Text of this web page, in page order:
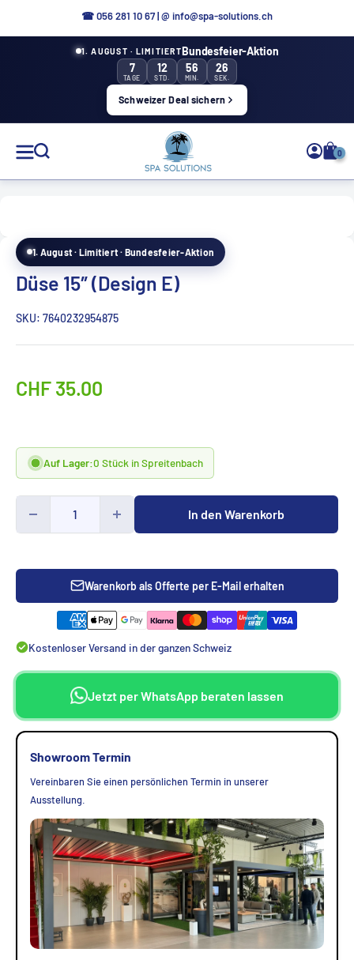
☎ 056 281 10 67|@ info@spa-solutions.ch
1. AUGUST · LIMITIERTBundesfeier-Aktion
7
TAGE
12
STD.
56
MIN.
25
SEK.
Schweizer Deal sichern
Solutions
0
1. August · Limitiert · Bundesfeier-Aktion
Düse 15″ (Design E)
SKU: 7640232954875
Sonderpreis
CHF 35.00
Auf Lager:0 Stück in Spreitenbach
In den Warenkorb
Warenkorb als Offerte per E-Mail erhalten
Kostenloser Versand in der ganzen Schweiz
Jetzt per WhatsApp beraten lassen
Showroom Termin
Vereinbaren Sie einen persönlichen Termin in unserer
Ausstellung.